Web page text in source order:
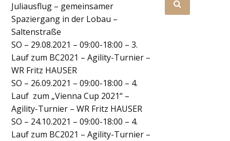
Juliausflug – gemeinsamer
Spaziergang in der Lobau –
Saltenstraße
SO – 29.08.2021 – 09:00-18:00 – 3.
Lauf zum BC2021 – Agility-Turnier –
WR Fritz HAUSER
SO – 26.09.2021 – 09:00-18:00 – 4.
Lauf zum „Vienna Cup 2021“ –
Agility-Turnier – WR Fritz HAUSER
SO – 24.10.2021 – 09:00-18:00 – 4.
Lauf zum BC2021 – Agility-Turnier –